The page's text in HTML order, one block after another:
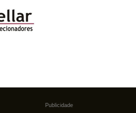
Publicidade